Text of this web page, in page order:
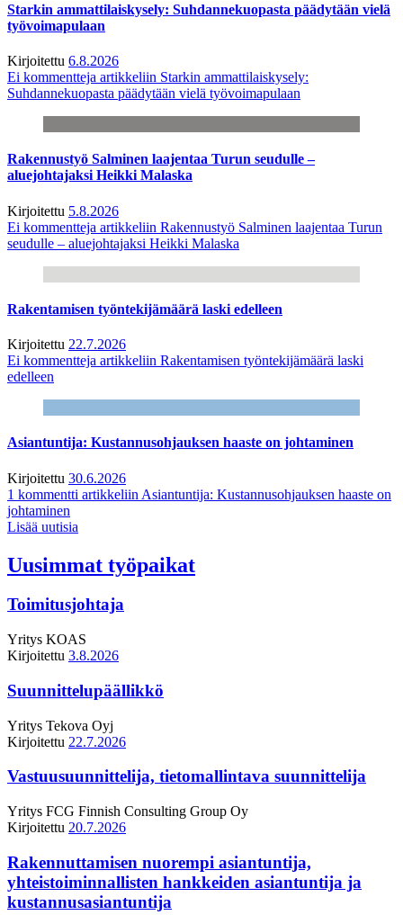
Starkin ammattilaiskysely: Suhdannekuopasta päädytään vielä
työvoimapulaan
Kirjoitettu 6.8.2026
Ei kommentteja artikkeliin Starkin ammattilaiskysely:
Suhdannekuopasta päädytään vielä työvoimapulaan
Rakennustyö Salminen laajentaa Turun seudulle –
aluejohtajaksi Heikki Malaska
Kirjoitettu 5.8.2026
Ei kommentteja artikkeliin Rakennustyö Salminen laajentaa Turun
seudulle – aluejohtajaksi Heikki Malaska
Rakentamisen työntekijämäärä laski edelleen
Kirjoitettu 22.7.2026
Ei kommentteja artikkeliin Rakentamisen työntekijämäärä laski
edelleen
Asiantuntija: Kustannusohjauksen haaste on johtaminen
Kirjoitettu 30.6.2026
1 kommentti artikkeliin Asiantuntija: Kustannusohjauksen haaste on
johtaminen
Lisää uutisia
Uusimmat työpaikat
Toimitusjohtaja
Yritys KOAS
Kirjoitettu 3.8.2026
Suunnittelupäällikkö
Yritys Tekova Oyj
Kirjoitettu 22.7.2026
Vastuusuunnittelija, tietomallintava suunnittelija
Yritys FCG Finnish Consulting Group Oy
Kirjoitettu 20.7.2026
Rakennuttamisen nuorempi asiantuntija,
yhteistoiminnallisten hankkeiden asiantuntija ja
kustannusasiantuntija